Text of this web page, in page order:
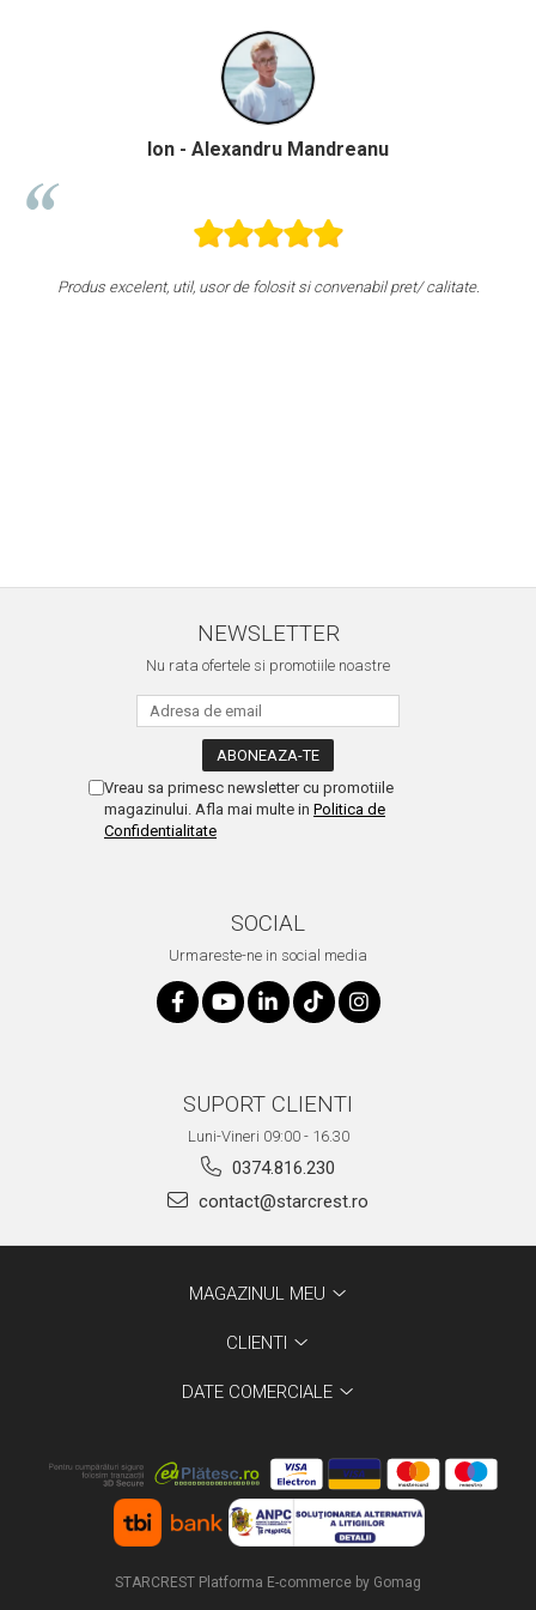
Andrei Carol
Foarte mulțumită, raport calitate preț foarte bun. Recomand cu
NEWSLETTER
Nu rata ofertele si promotiile noastre
Vreau sa primesc newsletter cu promotiile
magazinului. Afla mai multe in Politica de
Confidentialitate
SOCIAL
Urmareste-ne in social media
SUPORT CLIENTI
Luni-Vineri 09:00 - 16.30
0374.816.230
contact@starcrest.ro
MAGAZINUL MEU
CLIENTI
DATE COMERCIALE
STARCREST Platforma E-commerce by Gomag